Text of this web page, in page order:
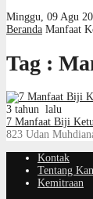
Minggu, 09 Agu
Beranda Manfaat
Tag :
3 tahun lalu
7 Manfaat Biji
823 Udan
Kontak
Tentang
Kemitraan